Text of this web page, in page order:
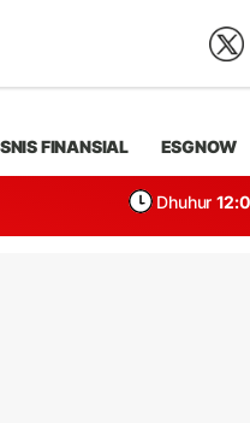
FINANSIAL ESGNOW
Dhuhur